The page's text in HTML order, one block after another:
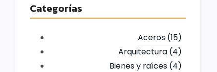
Categorías
Aceros(15)
Arquitectura(4)
Bienes y raíces(4)